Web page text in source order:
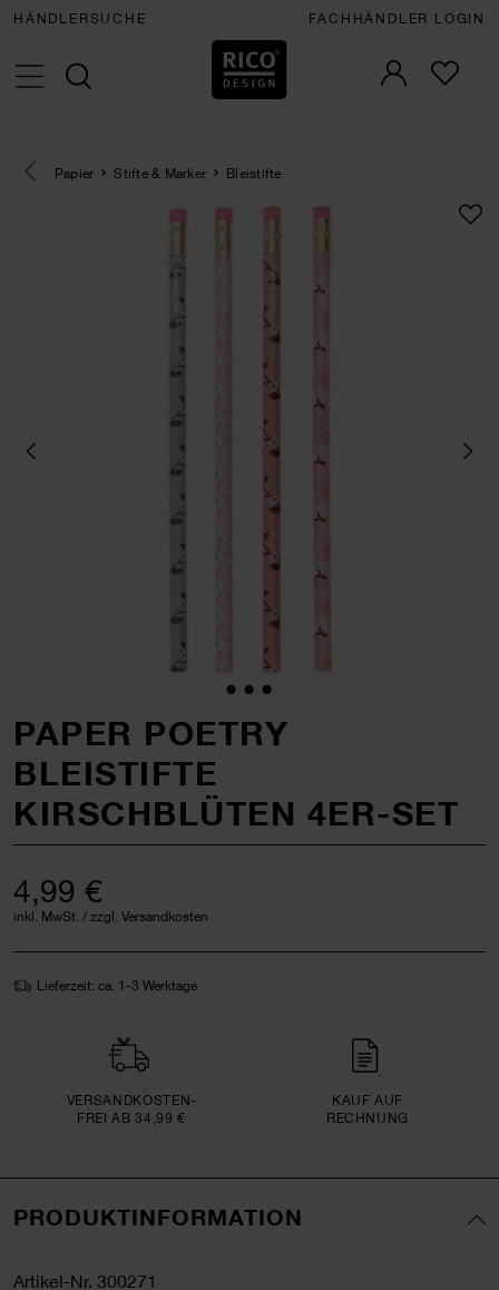
HÄNDLERSUCHE FACHHÄNDLER LOGIN
Eine Kategorie zurück navigieren
Papier Stifte & Marker Bleistifte
PAPER POETRY
BLEISTIFTE
KIRSCHBLÜTEN 4ER-SET
4,99 €
inkl. MwSt. / zzgl. Versandkosten
Lieferzeit: ca. 1-3 Werktage
VERSAND­KOSTEN­
FREI AB 34,99 €
KAUF AUF
RECHNUNG
PRODUKTINFORMATION
Artikel-Nr. 300271